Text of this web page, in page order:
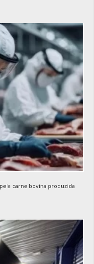
carne bovina produzida